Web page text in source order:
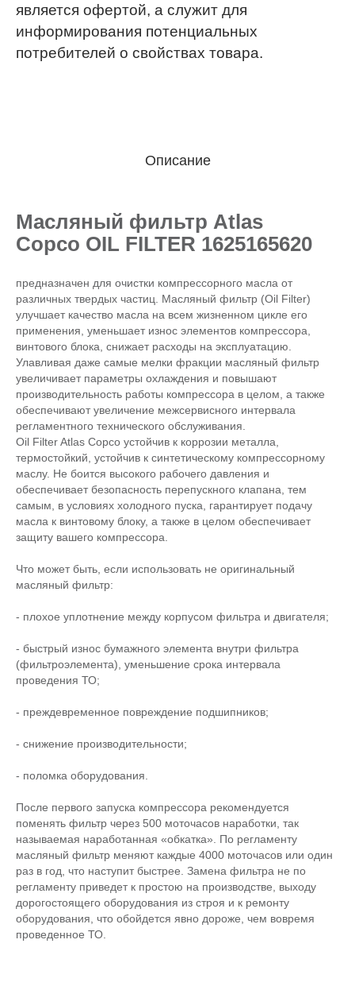
является офертой, а служит для
информирования потенциальных
потребителей о свойствах товара.
Описание
Масляный фильтр Atlas
Copco OIL FILTER 1625165620
предназначен для очистки компрессорного масла от
различных твердых частиц. Масляный фильтр (Oil Filter)
улучшает качество масла на всем жизненном цикле его
применения, уменьшает износ элементов компрессора,
винтового блока, снижает расходы на эксплуатацию.
Улавливая даже самые мелки фракции масляный фильтр
увеличивает параметры охлаждения и повышают
производительность работы компрессора в целом, а также
обеспечивают увеличение межсервисного интервала
регламентного технического обслуживания.
Oil Filter Atlas Copco устойчив к коррозии металла,
термостойкий, устойчив к синтетическому компрессорному
маслу. Не боится высокого рабочего давления и
обеспечивает безопасность перепускного клапана, тем
самым, в условиях холодного пуска, гарантирует подачу
масла к винтовому блоку, а также в целом обеспечивает
защиту вашего компрессора.
Что может быть, если использовать не оригинальный
масляный фильтр:
- плохое уплотнение между корпусом фильтра и двигателя;
- быстрый износ бумажного элемента внутри фильтра
(фильтроэлемента), уменьшение срока интервала
проведения ТО;
- преждевременное повреждение подшипников;
- снижение производительности;
- поломка оборудования.
После первого запуска компрессора рекомендуется
поменять фильтр через 500 моточасов наработки, так
называемая наработанная «обкатка». По регламенту
масляный фильтр меняют каждые 4000 моточасов или один
раз в год, что наступит быстрее. Замена фильтра не по
регламенту приведет к простою на производстве, выходу
дорогостоящего оборудования из строя и к ремонту
оборудования, что обойдется явно дороже, чем вовремя
проведенное ТО.